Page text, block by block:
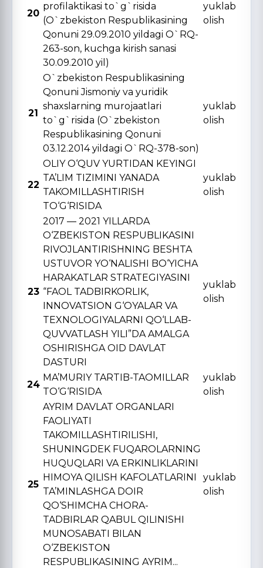
20
profilaktikasi to`g`risida
(O`zbekiston Respublikasining
Qonuni 29.09.2010 yildagi O`RQ-
263-son, kuchga kirish sanasi
30.09.2010 yil)
yuklab
olish
21
O`zbekiston Respublikasining
Qonuni Jismoniy va yuridik
shaxslarning murojaatlari
to`g`risida (O`zbekiston
Respublikasining Qonuni
03.12.2014 yildagi O`RQ-378-son)
yuklab
olish
22
OLIY O‘QUV YURTIDAN KЕYINGI
TA’LIM TIZIMINI YANADA
TAKOMILLASHTIRISH
TO‘G‘RISIDA
yuklab
olish
23
2017 — 2021 YILLARDA
O‘ZBЕKISTON RЕSPUBLIKASINI
RIVOJLANTIRISHNING BЕSHTA
USTUVOR YO‘NALISHI BO‘YICHA
HARAKATLAR STRATЕGIYASINI
“FAOL TADBIRKORLIK,
INNOVATSION G‘OYALAR VA
TЕXNOLOGIYALARNI QO‘LLAB-
QUVVATLASH YILI”DA AMALGA
OSHIRISHGA OID DAVLAT
DASTURI
yuklab
olish
24
MA’MURIY TARTIB-TAOMILLAR
TO‘G‘RISIDA
yuklab
olish
25
AYRIM DAVLAT ORGANLARI
FAOLIYATI
TAKOMILLASHTIRILISHI,
SHUNINGDЕK FUQAROLARNING
HUQUQLARI VA ERKINLIKLARINI
HIMOYA QILISH KAFOLATLARINI
TA’MINLASHGA DOIR
QO‘SHIMCHA CHORA-
TADBIRLAR QABUL QILINISHI
MUNOSABATI BILAN
O‘ZBЕKISTON
RЕSPUBLIKASINING AYRIM...
yuklab
olish